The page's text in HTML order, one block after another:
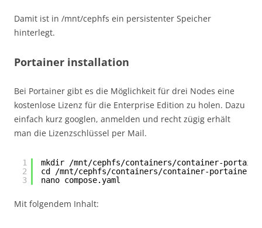
Damit ist in /mnt/cephfs ein persistenter Speicher
hinterlegt.
Portainer installation
Bei Portainer gibt es die Möglichkeit für drei Nodes eine
kostenlose Lizenz für die Enterprise Edition zu holen. Dazu
einfach kurz googlen, anmelden und recht zügig erhält
man die Lizenzschlüssel per Mail.
1
2
3
mkdir /mnt/cephfs/containers/container-
cd /mnt/cephfs/containers/container-portainer
nano compose.yaml
Mit folgendem Inhalt: